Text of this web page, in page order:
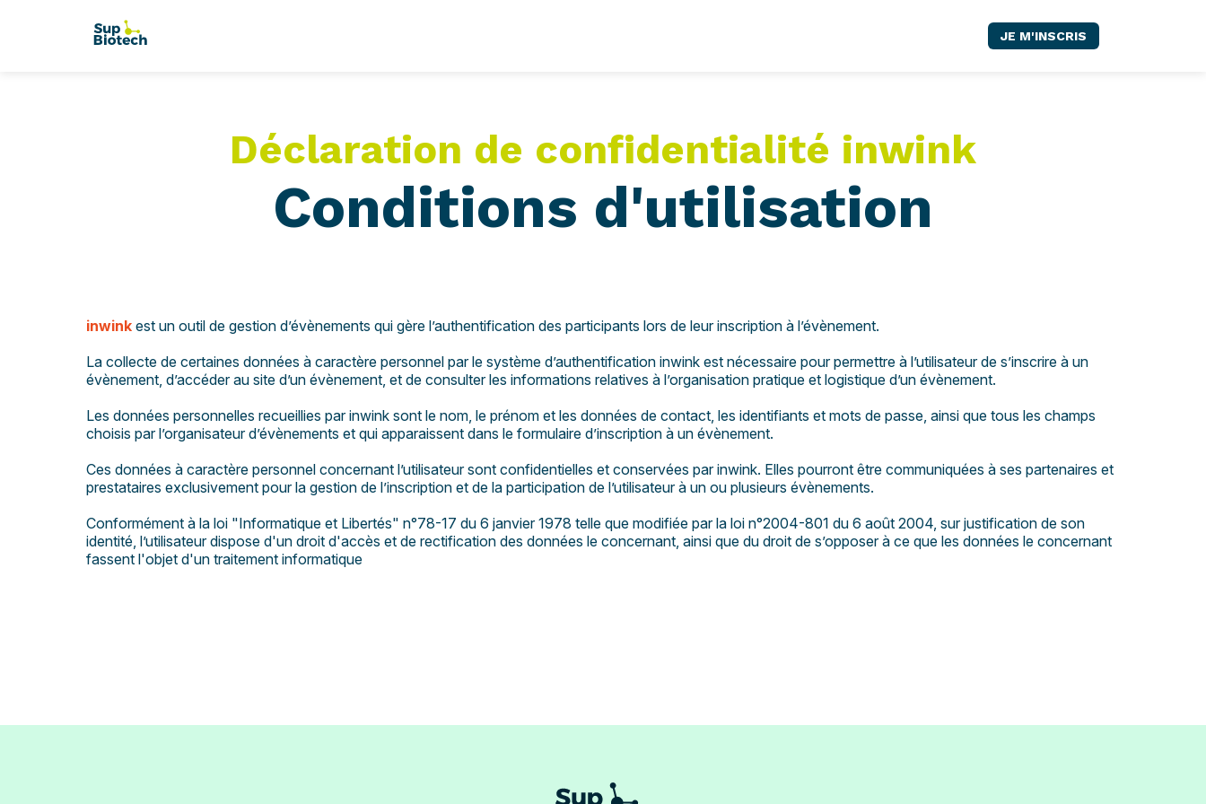
JE M'INSCRIS
Déclaration de confidentialité inwink
Conditions d'utilisation
inwinkest un outil de gestion d’évènements qui gère l’authentification des participants lors de leur inscription à l’évènement.
La collecte de certaines données à caractère personnel par le système d’authentification inwink est nécessaire pour permettre à l’utilisateur de s’inscrire à un
évènement, d’accéder au site d’un évènement, et de consulter les informations relatives à l’organisation pratique et logistique d’un évènement.
Les données personnelles recueillies par inwink sont le nom, le prénom et les données de contact, les identifiants et mots de passe, ainsi que tous les champs
choisis par l’organisateur d’évènements et qui apparaissent dans le formulaire d’inscription à un évènement.
Ces données à caractère personnel concernant l’utilisateur sont confidentielles et conservées par inwink. Elles pourront être communiquées à ses partenaires et
prestataires exclusivement pour la gestion de l’inscription et de la participation de l’utilisateur à un ou plusieurs évènements.
Conformément à la loi "Informatique et Libertés" n°78-17 du 6 janvier 1978 telle que modifiée par la loi n°2004-801 du 6 août 2004, sur justification de son
identité, l’utilisateur dispose d'un droit d'accès et de rectification des données le concernant, ainsi que du droit de s’opposer à ce que les données le concernant
fassent l'objet d'un traitement informatique